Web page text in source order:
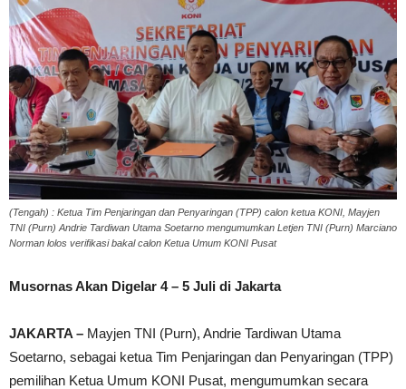
(Tengah) : Ketua Tim Penjaringan dan Penyaringan (TPP) calon ketua KONI, Mayjen
TNI (Purn) Andrie Tardiwan Utama Soetarno mengumumkan Letjen TNI (Purn) Marciano
Norman lolos verifikasi bakal calon Ketua Umum KONI Pusat
Musornas Akan Digelar 4 – 5 Juli di Jakarta
JAKARTA – Mayjen TNI (Purn), Andrie Tardiwan Utama
Soetarno, sebagai ketua Tim Penjaringan dan Penyaringan (TPP)
pemilihan Ketua Umum KONI Pusat, mengumumkan secara